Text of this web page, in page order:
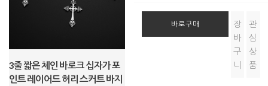
3줄 짧은 체인 바로크 십자가 포
인트 레이어드 허리 스커트 바지
바로구매
장
바
구
니
관
심
상
품